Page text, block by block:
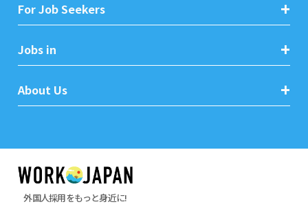
For Job Seekers
Jobs in
About Us
外国人採用をもっと身近に!